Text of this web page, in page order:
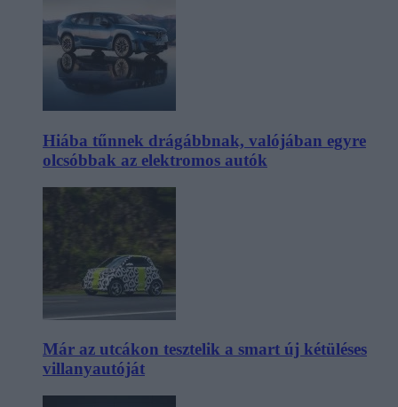
Hiába tűnnek drágábbnak, valójában egyre
olcsóbbak az elektromos autók
Már az utcákon tesztelik a smart új kétüléses
villanyautóját